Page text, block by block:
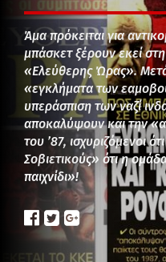
Άμα πρόκειται για
μπάσκετ ξέρουν εκεί
«Ελεύθερης Ώρας».
«εγκλήματα των
υπεράσπιση των ναζί
αποκαλύψουν και την
του ’87, ισχυριζόμενοι
Σοβιετικούς» ότι η
παιχνίδι»!